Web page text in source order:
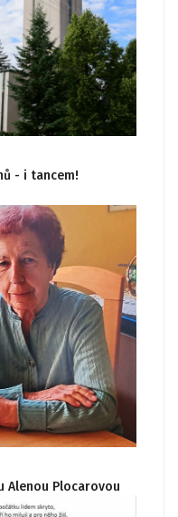
- i tancem!
Alenou Plocarovou